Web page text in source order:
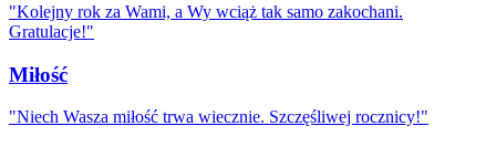
"Kolejny rok za Wami, a Wy wciąż tak samo zakochani.
Gratulacje!"
Miłość
"Niech Wasza miłość trwa wiecznie. Szczęśliwej rocznicy!"